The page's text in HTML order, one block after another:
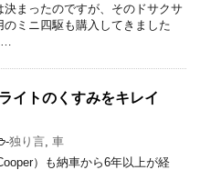
決まったのですが、そのドサクサ
のミニ四駆も購入してきました
イトのくすみをキレイ
-独り言 車
）も納車から6年以上が経